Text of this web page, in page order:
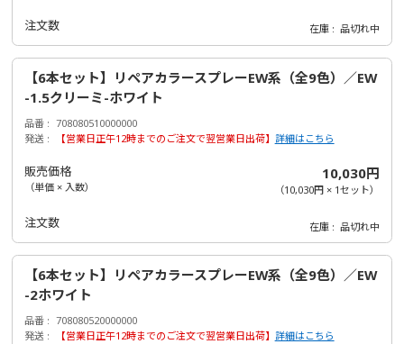
注文数 在庫 品切れ中
【6本セット】リペアカラースプレーEW系（全9色）／EW
-1.5クリーミ-ホワイト
品番
708080510000000
発送
【営業日正午12時までのご注文で翌営業日出荷】 詳細はこちら
販売価格
（単価 × 入数）
10,030円
（10,030円× 1セット）
注文数 在庫 品切れ中
【6本セット】リペアカラースプレーEW系（全9色）／EW
-2ホワイト
品番
708080520000000
発送
【営業日正午12時までのご注文で翌営業日出荷】 詳細はこちら